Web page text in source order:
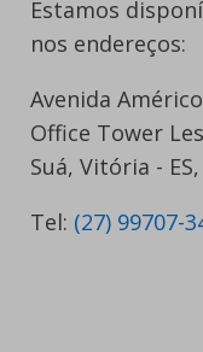
Estamos
nos endereços:
Avenida
Office Tower
Suá, Vitória -
Tel: (27) 99707-